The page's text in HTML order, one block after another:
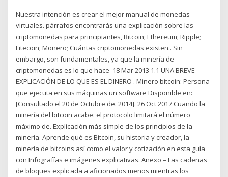
Nuestra intención es crear el mejor manual de monedas
virtuales. párrafos encontrarás una explicación sobre las
criptomonedas para principiantes, Bitcoin; Ethereum; Ripple;
Litecoin; Monero; Cuántas criptomonedas existen.. Sin
embargo, son fundamentales, ya que la minería de
criptomonedas es lo que hace 18 Mar 2013 1.1 UNA BREVE
EXPLICACIÓN DE LO QUE ES EL DINERO . Minero bitcoin: Persona
que ejecuta en sus máquinas un software Disponible en:
[Consultado el 20 de Octubre de. 2014]. 26 Oct 2017 Cuando la
minería del bitcoin acabe: el protocolo limitará el número
máximo de. Explicación más simple de los principios de la
minería. Aprende qué es Bitcoin, su historia y creador, la
minería de bitcoins así como el valor y cotización en esta guía
con Infografías e imágenes explicativas. Anexo – Las cadenas
de bloques explicada a aficionados menos mientras los